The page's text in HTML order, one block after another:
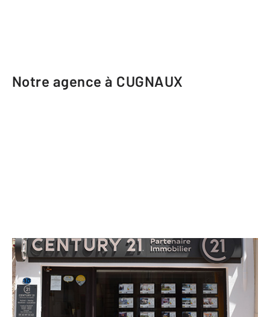
Notre agence à CUGNAUX
CENTURY 21 Partenaire Immobilier
30 avenue de Toulouse
CUGNAUX - 31270